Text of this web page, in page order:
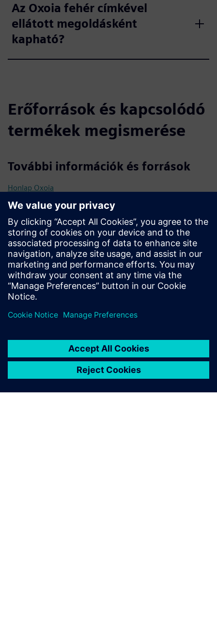
Az Oxoia fehér címkével
ellátott megoldásként
kapható?
Erőforrások és kapcsolódó
termékek megismerése
További információk és források
Honlap Oxoia
Feltételek
Kompatibilis a Siemens épületautomatizálással (pl. Desigo
CC CC/Connect Box)
Központi HVAC rendszer (fűtés, szellőzés, hűtés vagy forró
víz)